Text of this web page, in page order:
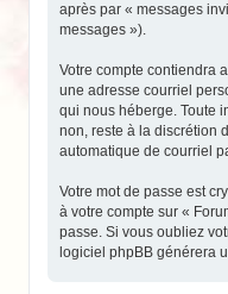
après par « messages
messages »).
Votre compte contiendra
une adresse courriel
qui nous héberge. Toute
non, reste à la discrétion
automatique de courriel
Votre mot de passe est
à votre compte sur «
passe. Si vous oubliez
logiciel phpBB générera